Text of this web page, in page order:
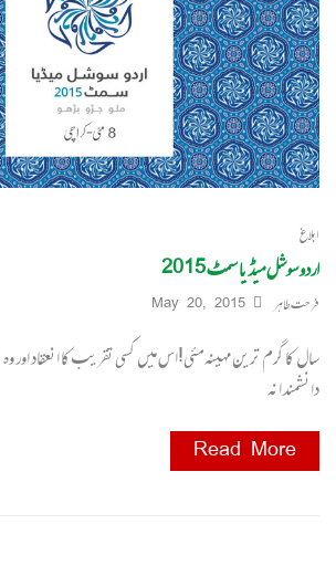
ابلاغ
اردو سوشل میڈیا سمٹ 2015
فرحت طاہر May 20, 2015
سال کا گرم ترین مہینہ مئی!اس میں کسی تقریب کا انعقاد
دانشمندانہ
Read More